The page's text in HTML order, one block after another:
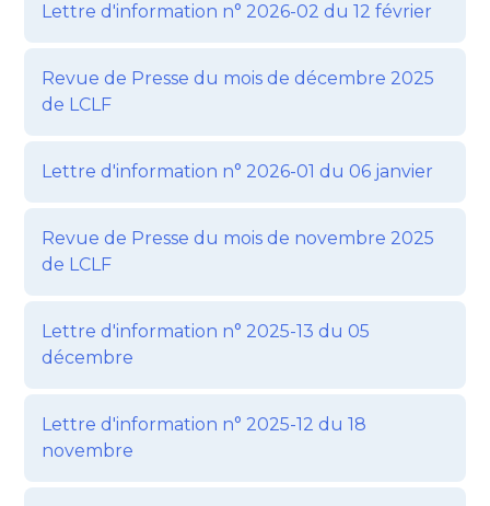
Lettre d'information n° 2026-02 du 12 février
Revue de Presse du mois de décembre 2025
de LCLF
Lettre d'information n° 2026-01 du 06 janvier
Revue de Presse du mois de novembre 2025
de LCLF
Lettre d'information n° 2025-13 du 05
décembre
Lettre d'information n° 2025-12 du 18
novembre